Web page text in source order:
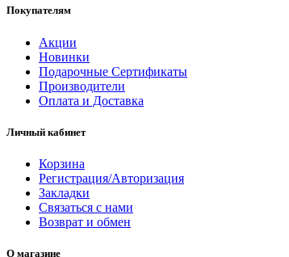
Покупателям
Акции
Новинки
Подарочные Сертификаты
Производители
Оплата и Доставка
Личный кабинет
Корзина
Регистрация/Авторизация
Закладки
Связаться с нами
Возврат и обмен
О магазине